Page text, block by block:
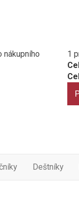
nákupního
1
Deštníky